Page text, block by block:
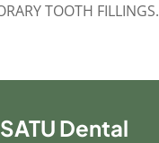
TOOTH FILLINGS.
SATU Dental